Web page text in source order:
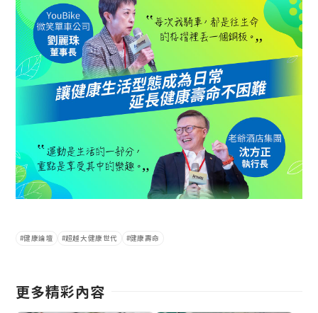
健康論壇 超越大健康世代 健康壽命
更多精彩內容